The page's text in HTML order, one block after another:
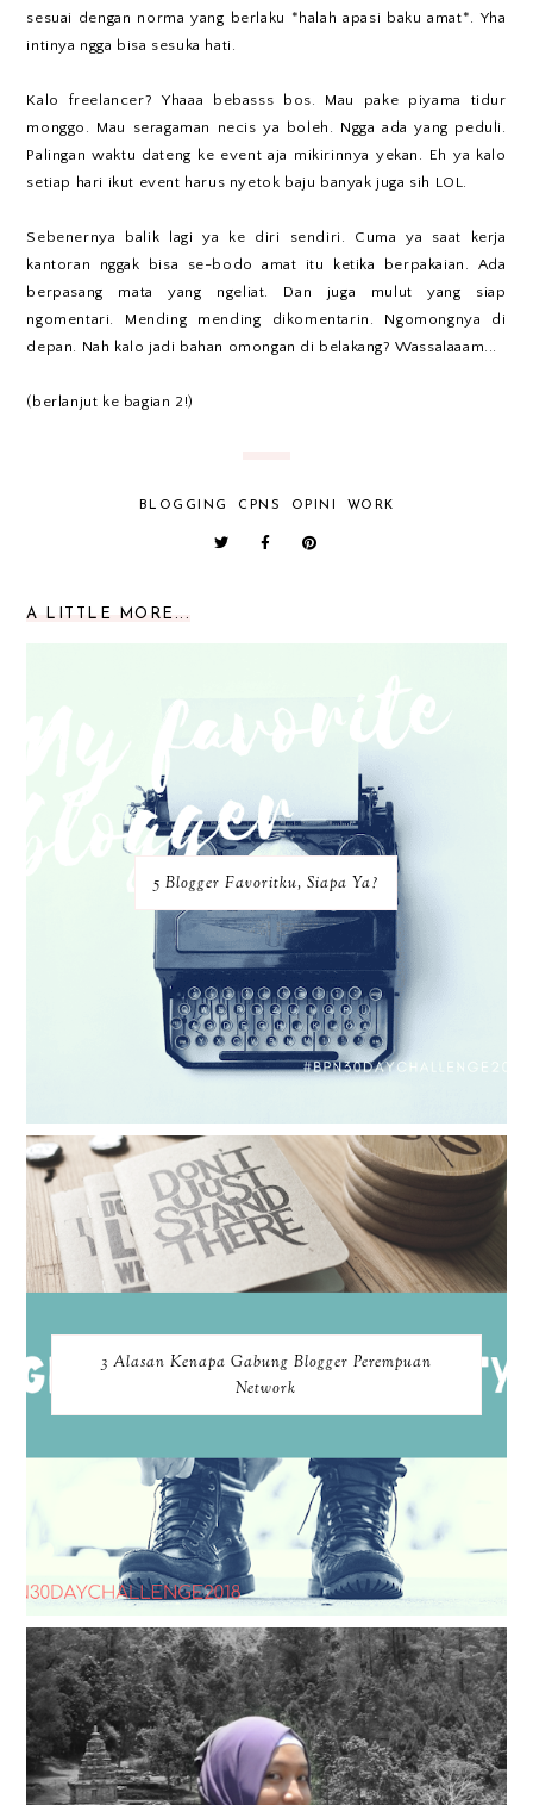
sesuai dengan norma yang berlaku *halah apasi baku amat*. Yha
intinya ngga bisa sesuka hati.
Kalo freelancer? Yhaaa bebasss bos. Mau pake piyama tidur
monggo. Mau seragaman necis ya boleh. Ngga ada yang peduli.
Palingan waktu dateng ke event aja mikirinnya yekan. Eh ya kalo
setiap hari ikut event harus nyetok baju banyak juga sih LOL.
Sebenernya balik lagi ya ke diri sendiri. Cuma ya saat kerja
kantoran nggak bisa se-bodo amat itu ketika berpakaian. Ada
berpasang mata yang ngeliat. Dan juga mulut yang siap
ngomentari. Mending mending dikomentarin. Ngomongnya di
depan. Nah kalo jadi bahan omongan di belakang? Wassalaaam...
(berlanjut ke bagian 2!)
BLOGGING CPNS OPINI WORK
A LITTLE MORE...
5 Blogger Favoritku, Siapa Ya?
3 Alasan Kenapa Gabung Blogger Perempuan
Network